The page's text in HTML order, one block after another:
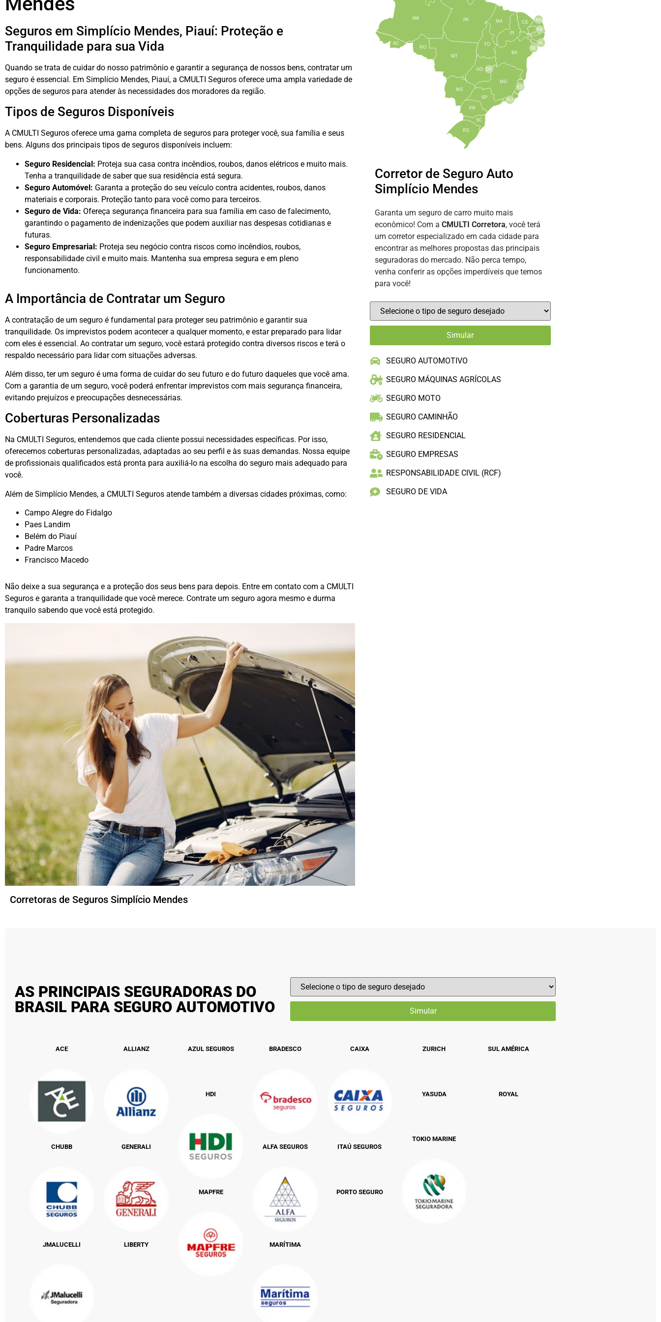
Seguros em Simplício Mendes, Piauí: Proteção e
Tranquilidade para sua Vida
Quando se trata de cuidar do nosso patrimônio e garantir a segurança de nossos bens, contratar um
seguro é essencial. Em Simplício Mendes, Piauí, a CMULTI Seguros oferece uma ampla variedade de
opções de seguros para atender às necessidades dos moradores da região.
Tipos de Seguros Disponíveis
A CMULTI Seguros oferece uma gama completa de seguros para proteger você, sua família e seus
bens. Alguns dos principais tipos de seguros disponíveis incluem:
Seguro Residencial: Proteja sua casa contra incêndios, roubos, danos elétricos e muito mais.
Tenha a tranquilidade de saber que sua residência está segura.
Seguro Automóvel: Garanta a proteção do seu veículo contra acidentes, roubos, danos
materiais e corporais. Proteção tanto para você como para terceiros.
Seguro de Vida: Ofereça segurança financeira para sua família em caso de falecimento,
garantindo o pagamento de indenizações que podem auxiliar nas despesas cotidianas e
futuras.
Seguro Empresarial: Proteja seu negócio contra riscos como incêndios, roubos,
responsabilidade civil e muito mais. Mantenha sua empresa segura e em pleno
funcionamento.
A Importância de Contratar um Seguro
A contratação de um seguro é fundamental para proteger seu patrimônio e garantir sua
tranquilidade. Os imprevistos podem acontecer a qualquer momento, e estar preparado para lidar
com eles é essencial. Ao contratar um seguro, você estará protegido contra diversos riscos e terá o
respaldo necessário para lidar com situações adversas.
Além disso, ter um seguro é uma forma de cuidar do seu futuro e do futuro daqueles que você ama.
Com a garantia de um seguro, você poderá enfrentar imprevistos com mais segurança financeira,
evitando prejuízos e preocupações desnecessárias.
Coberturas Personalizadas
Na CMULTI Seguros, entendemos que cada cliente possui necessidades específicas. Por isso,
oferecemos coberturas personalizadas, adaptadas ao seu perfil e às suas demandas. Nossa equipe
de profissionais qualificados está pronta para auxiliá-lo na escolha do seguro mais adequado para
você.
Além de Simplício Mendes, a CMULTI Seguros atende também a diversas cidades próximas, como:
Campo Alegre do Fidalgo
Paes Landim
Belém do Piauí
Padre Marcos
Francisco Macedo
Não deixe a sua segurança e a proteção dos seus bens para depois. Entre em contato com a CMULTI
Seguros e garanta a tranquilidade que você merece. Contrate um seguro agora mesmo e durma
tranquilo sabendo que você está protegido.
TO
BA
SE
PE
AL
RN
CE
PI
MA
PA
AM
AC
RO
MT
MS
GO
PR
SC
RS
SP
MG
RJ
ES
DF
PB
Corretor de Seguro Auto
Simplício Mendes
Garanta um seguro de carro muito mais
econômico! Com a CMULTI Corretora, você terá
um corretor especializado em cada cidade para
encontrar as melhores propostas das principais
seguradoras do mercado. Não perca tempo,
venha conferir as opções imperdíveis que temos
para você!
SEGURO AUTOMOTIVO
SEGURO MÁQUINAS AGRÍCOLAS
SEGURO MOTO
SEGURO CAMINHÃO
SEGURO RESIDENCIAL
SEGURO EMPRESAS
RESPONSABILIDADE CIVIL (RCF)
SEGURO DE VIDA
Corretoras de Seguros Simplício Mendes
AS PRINCIPAIS SEGURADORAS DO
BRASIL PARA SEGURO AUTOMOTIVO
ACE
CHUBB
JMALUCELLI
ALLIANZ
GENERALI
LIBERTY
AZUL SEGUROS
HDI
MAPFRE
BRADESCO
ALFA SEGUROS
MARÍTIMA
CAIXA
ITAÚ SEGUROS
PORTO SEGURO
ZURICH
YASUDA
TOKIO MARINE
SUL AMÉRICA
ROYAL